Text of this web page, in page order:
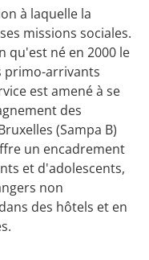
à laquelle la
missions sociales.
qu'est né en 2000 le
primo-arrivants
est amené à se
des
(Sampa B)
un encadrement
et d'adolescents,
non
des hôtels et en